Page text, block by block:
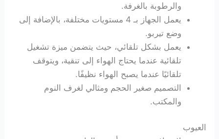
والرطوبة بالغرفة.
يعمل الجهاز بـ 4 مستويات مختلفة، بالإضافة إلى
وضع تيربو.
يعمل بشكل تلقائي، حيث يتضمن ميزة تشغيل
تلقائية عندما يحتاج الهواء إلى تنقية، ويتوقف
تلقائيًا عندما يصبح الهواء نظيفًا.
التصميم صغير الحجم ومثالي لغرف النوم
والمكتب.
العيوب